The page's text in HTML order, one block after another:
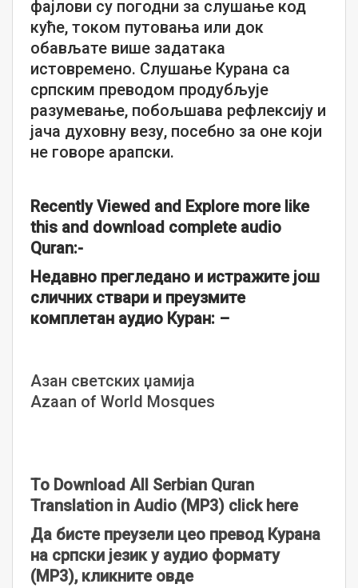
фајлови су погодни за слушање код
куће, током путовања или док
обављате више задатака
истовремено. Слушање Курана са
српским преводом продубљује
разумевање, побољшава рефлексију и
јача духовну везу, посебно за оне који
не говоре арапски.
Recently Viewed and Explore more like
this and download complete audio
Quran:-
Недавно прегледано и истражите још
сличних ствари и преузмите
комплетан аудио Куран: –
Азан светских џамија
Azaan of World Mosques
To Download All Serbian Quran
Translation in Audio (MP3) click here
Да бисте преузели цео превод Курана
на српски језик у аудио формату
(MP3), кликните овде